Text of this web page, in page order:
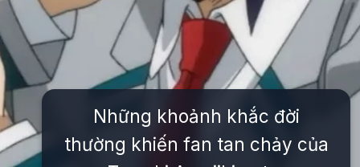
Những khoảnh khắc đời
thường khiến fan tan chảy của